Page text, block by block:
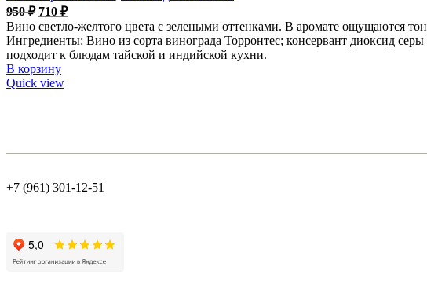
950₽ Первоначальная
цена
составляла
950 ₽.
710 ₽Текущая
цена:
710 ₽.
Вино светло-желтого цвета с зелеными оттенками. В аромате ощущаются
Ингредиенты: Вино из сорта винограда Торронтес; консервант диоксид
подходит к блюдам тайской и индийской кухни.
В корзину
Quick view
+7 (961) 301-12-51